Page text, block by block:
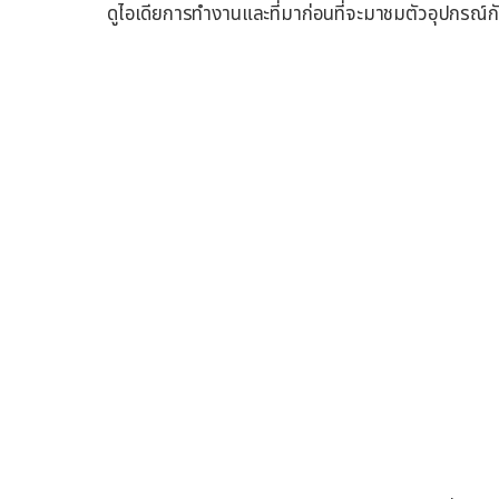
ดูไอเดียการทำงานและที่มาก่อนที่จะมาชมตัวอุปกรณ์